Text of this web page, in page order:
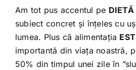
Am tot pus accentul pe DIETĂ
subiect concret și înțeles cu
lumea. Plus că alimentația
importantă din viața noastră,
50% din timpul unei zile în